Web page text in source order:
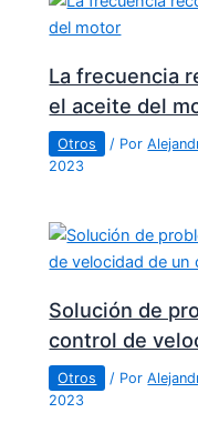
La frecuencia
el aceite del
Otros / Por
2023
Solución de
control de
Otros / Por
2023